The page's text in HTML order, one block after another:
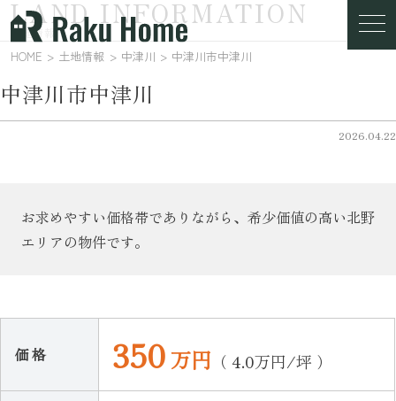
土地情報
LAND INFORMATION
HOME 土地情報 中津川 中津川市中津川
中津川市中津川
2026.04.22
お求めやすい価格帯でありながら、希少価値の高い北野
エリアの物件です。
価 格 350 万円 （ 4.0万円/坪 ）